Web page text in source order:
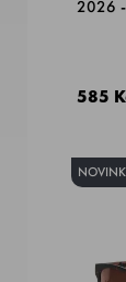
2026 -
585